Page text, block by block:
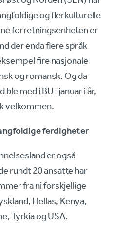
og flerkulturelle
forretningsenheten er
der enda flere språk
fire nasjonale
og romansk. Og da
med i BU i januar i år,
velkommen.
ferdigheter
er også
rundt 20 ansatte har
fra ni forskjellige
Hellas, Kenya,
Tyrkia og USA.